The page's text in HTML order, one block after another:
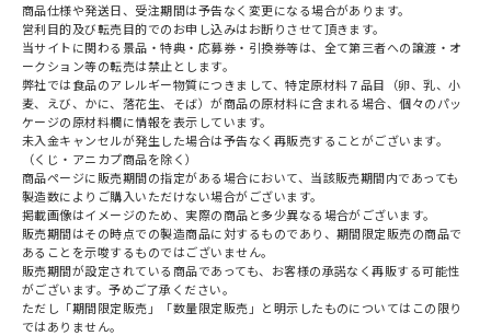
商品仕様や発送日、受注期間は予告なく変更になる場合があります。
営利目的及び転売目的でのお申し込みはお断りさせて頂きます。
当サイトに関わる景品・特典・応募券・引換券等は、全て第三者への譲渡・オ
ークション等の転売は禁止とします。
弊社では食品のアレルギー物質につきまして、特定原材料７品目（卵、乳、小
麦、えび、かに、落花生、そば）が商品の原材料に含まれる場合、個々のパッ
ケージの原材料欄に情報を表示しています。
未入金キャンセルが発生した場合は予告なく再販売することがございます。
（くじ・アニカプ商品を除く）
商品ページに販売期間の指定がある場合において、当該販売期間内であっても
製造数によりご購入いただけない場合がございます。
掲載画像はイメージのため、実際の商品と多少異なる場合がございます。
販売期間はその時点での製造商品に対するものであり、期間限定販売の商品で
あることを示唆するものではございません。
販売期間が設定されている商品であっても、お客様の承諾なく再販する可能性
がございます。予めご了承ください。
ただし「期間限定販売」「数量限定販売」と明示したものについてはこの限り
ではありません。